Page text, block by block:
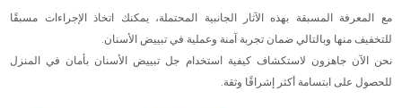
مع المعرفة المسبقة بهذه الآثار الجانبية المحتملة، يمكنك اتخاذ الإجراءات مسبقًا
للتخفيف منها وبالتالي ضمان تجربة آمنة وعملية في تبييض الأسنان.
نحن الآن جاهزون لاستكشاف كيفية استخدام جل تبييض الأسنان بأمان في المنزل
للحصول على ابتسامة أكثر إشراقًا وثقة.